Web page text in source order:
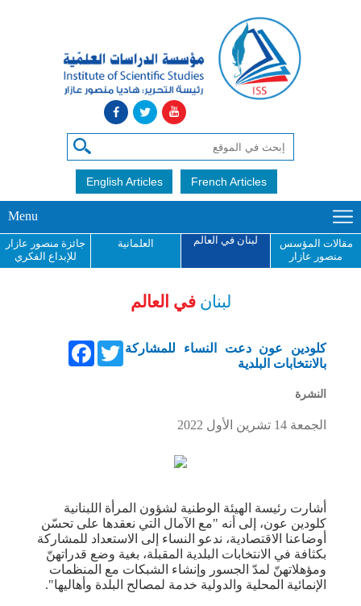
English Articles French Articles
Menu
مقالات المؤسس
منصور عازار
لبنان في العالم العلمانية
جائزة منصور عازار
للإبداع الفكري
لبنان في العالم
FacebookTwitter كلودين عون دعت النساء للمشاركة
بالانتخابات البلدية
النشرة
الجمعة 14 تشرين الأول 2022
أشارت رئيسة ​الهيئة الوطنية لشؤون المرأة اللبنانية​ ​
كلودين عون​، إلى أنه "مع الآمال التي نعقدها على تحسّن
أوضاعنا الاقتصادية، ندعو النساء إلى الاستعداد للمشاركة
بكثافة في ​الانتخابات البلدية​ المقبلة، بغية وضع قدراتهنّ
ومؤهلاتهنّ لمدّ الجسور وإنشاء الشبكات مع المنظمات
الإنمائية المحلية والدولية خدمة لمصالح البلدة وأهاليها".